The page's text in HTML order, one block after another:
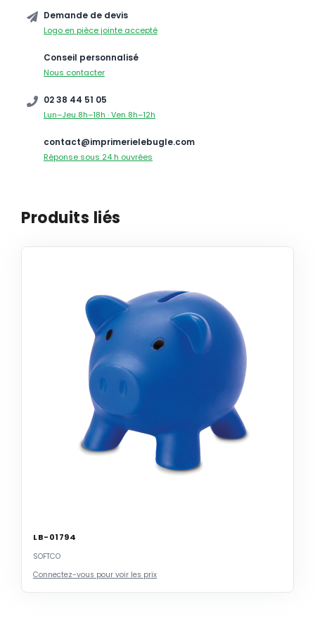
Demande de devis
Logo en pièce jointe accepté
Conseil personnalisé
Nous contacter
02 38 44 51 05
Lun–Jeu 8h–18h · Ven 8h–12h
contact@imprimerielebugle.com
Réponse sous 24 h ouvrées
Produits liés
LB-01794
SOFTCO
Connectez-vous pour voir les prix